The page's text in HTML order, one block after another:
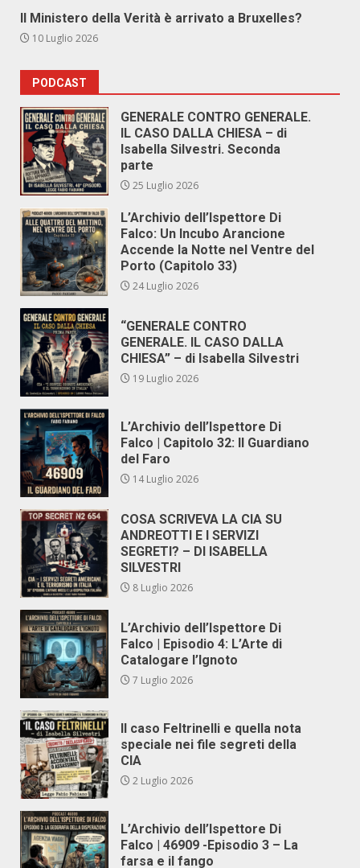
Il Ministero della Verità è arrivato a Bruxelles?
10 Luglio 2026
PODCAST
GENERALE CONTRO GENERALE.
IL CASO DALLA CHIESA – di
Isabella Silvestri. Seconda
parte
25 Luglio 2026
L’Archivio dell’Ispettore Di
Falco: Un Incubo Arancione
Accende la Notte nel Ventre del
Porto (Capitolo 33)
24 Luglio 2026
“GENERALE CONTRO
GENERALE. IL CASO DALLA
CHIESA” – di Isabella Silvestri
19 Luglio 2026
L’Archivio dell’Ispettore Di
Falco | Capitolo 32: Il Guardiano
del Faro
14 Luglio 2026
COSA SCRIVEVA LA CIA SU
ANDREOTTI E I SERVIZI
SEGRETI? – DI ISABELLA
SILVESTRI
8 Luglio 2026
L’Archivio dell’Ispettore Di
Falco | Episodio 4: L’Arte di
Catalogare l’Ignoto
7 Luglio 2026
Il caso Feltrinelli e quella nota
speciale nei file segreti della
CIA
2 Luglio 2026
L’Archivio dell’Ispettore Di
Falco | 46909 -Episodio 3 – La
farsa e il fango